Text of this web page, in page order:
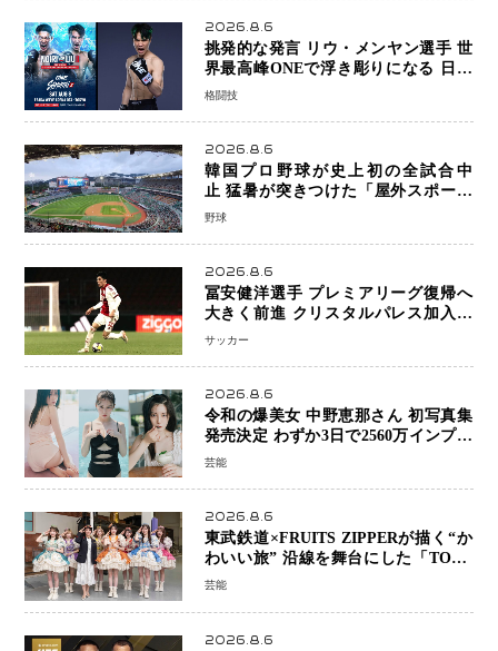
2026.8.6
挑発的な発言 リウ・メンヤン選手 世
界最高峰ONEで浮き彫りになる 日本
キックボクシングが直面する“技術
格闘技
2026.8.6
韓国プロ野球が史上初の全試合中
止 猛暑が突きつけた「屋外スポーツ
の限界」 日本発のドーム型施設時代
野球
2026.8.6
冨安健洋選手 プレミアリーグ復帰へ
大きく前進 クリスタルパレス加入目
前 メディカルチェックも通過
サッカー
2026.8.6
令和の爆美女 中野恵那さん 初写真集
発売決定 わずか3日で2560万インプレ
ッションを記録した話題の美貌を凝縮
芸能
2026.8.6
東武鉄道×FRUITS ZIPPERが描く“か
わいい旅” 沿線を舞台にした「TOBU
KAWAII PROJECT」が開幕
芸能
2026.8.6